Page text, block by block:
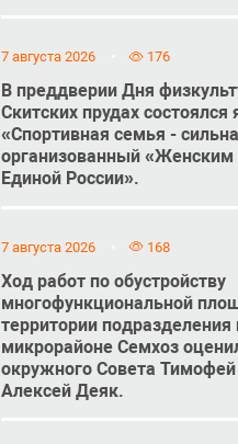
7 августа 2026 176
В преддверии Дня
Скитских прудах состоялся
«Спортивная семья -
организованный
Единой России».
7 августа 2026 168
Ход работ по обустройству
многофункциональной
территории
микрорайоне Семхоз
окружного Совета Тимофей
Алексей Деяк.